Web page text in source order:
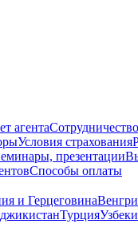
агента
Условия страхования
презентации
Способы оплаты
и Герцеговина
Турция